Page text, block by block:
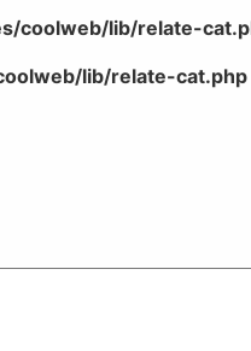
coolweb/lib/relate-
lib/relate-cat.php